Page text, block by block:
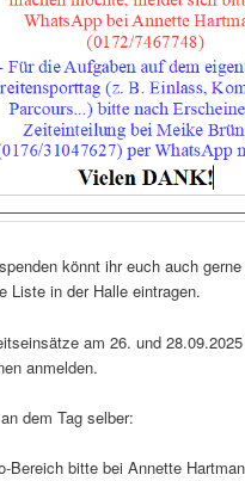
könnt ihr euch auch
Liste in der Halle eintragen.
am 26. und
anmelden.
dem Tag selber:
Bereich bitte bei Annette